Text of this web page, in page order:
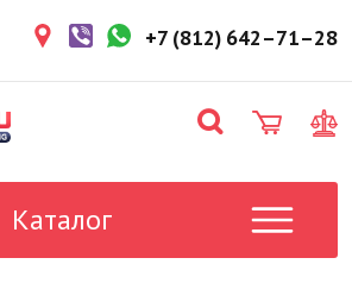
3 рабочих дней.
в магазин: 1-2 рабочих
товар отсутствует на
у менеджера.
+7 (812) 642–71–28
Каталог